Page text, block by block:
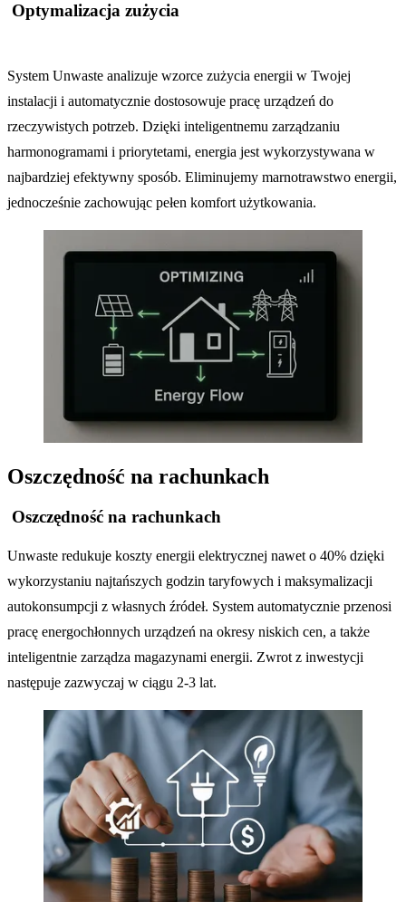
Optymalizacja zużycia
System Unwaste analizuje wzorce zużycia energii w Twojej
instalacji i automatycznie dostosowuje pracę urządzeń do
rzeczywistych potrzeb. Dzięki inteligentnemu zarządzaniu
harmonogramami i priorytetami, energia jest wykorzystywana w
najbardziej efektywny sposób. Eliminujemy marnotrawstwo energii,
jednocześnie zachowując pełen komfort użytkowania.
Oszczędność na rachunkach
Oszczędność na rachunkach
Unwaste redukuje koszty energii elektrycznej nawet o 40% dzięki
wykorzystaniu najtańszych godzin taryfowych i maksymalizacji
autokonsumpcji z własnych źródeł. System automatycznie przenosi
pracę energochłonnych urządzeń na okresy niskich cen, a także
inteligentnie zarządza magazynami energii. Zwrot z inwestycji
następuje zazwyczaj w ciągu 2-3 lat.